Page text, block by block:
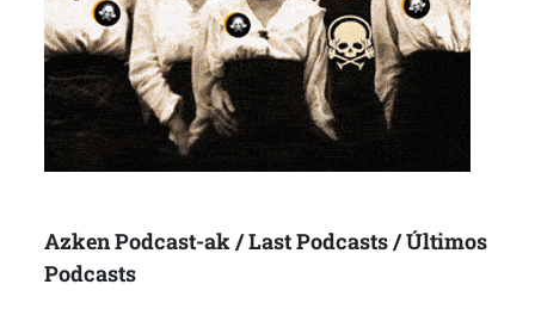
Azken Podcast-ak / Last Podcasts / Últimos
Podcasts